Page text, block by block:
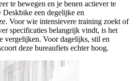
te bewegen en je benen actiever te
een degelijke en
Voor wie intensievere training zoekt of
specificaties belangrijk vindt, is het
vergelijken. Voor dagelijks, stil en
deze bureaufiets echter hoog.